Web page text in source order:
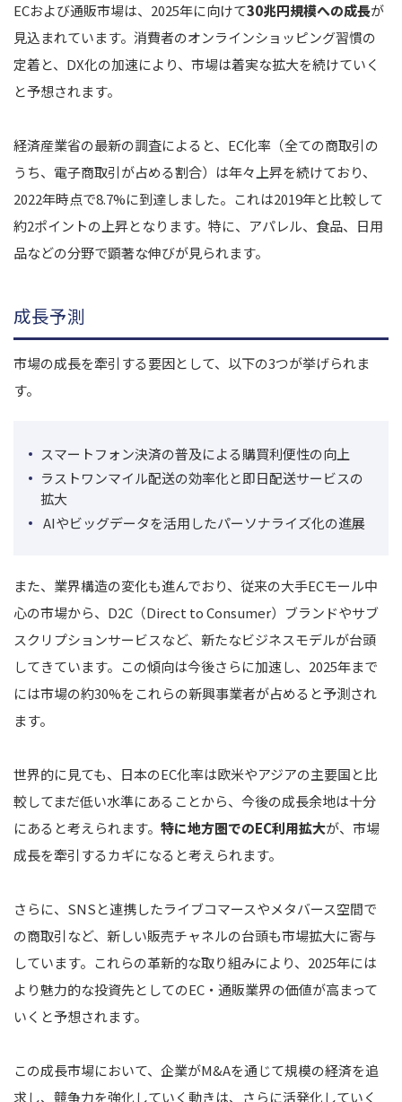
ECおよび通販市場は、2025年に向けて30兆円規模への成長が
見込まれています。消費者のオンラインショッピング習慣の
定着と、DX化の加速により、市場は着実な拡大を続けていく
と予想されます。
経済産業省の最新の調査によると、EC化率（全ての商取引の
うち、電子商取引が占める割合）は年々上昇を続けており、
2022年時点で8.7%に到達しました。これは2019年と比較して
約2ポイントの上昇となります。特に、アパレル、食品、日用
品などの分野で顕著な伸びが見られます。
成長予測
市場の成長を牽引する要因として、以下の3つが挙げられま
す。
スマートフォン決済の普及による購買利便性の向上
ラストワンマイル配送の効率化と即日配送サービスの
拡大
AIやビッグデータを活用したパーソナライズ化の進展
また、業界構造の変化も進んでおり、従来の大手ECモール中
心の市場から、D2C（Direct to Consumer）ブランドやサブ
スクリプションサービスなど、新たなビジネスモデルが台頭
してきています。この傾向は今後さらに加速し、2025年まで
には市場の約30%をこれらの新興事業者が占めると予測され
ます。
世界的に見ても、日本のEC化率は欧米やアジアの主要国と比
較してまだ低い水準にあることから、今後の成長余地は十分
にあると考えられます。 特に地方圏でのEC利用拡大が、市場
成長を牽引するカギになると考えられます。
さらに、SNSと連携したライブコマースやメタバース空間で
の商取引など、新しい販売チャネルの台頭も市場拡大に寄与
しています。これらの革新的な取り組みにより、2025年には
より魅力的な投資先としてのEC・通販業界の価値が高まって
いくと予想されます。
この成長市場において、企業がM&Aを通じて規模の経済を追
求し、競争力を強化していく動きは、さらに活発化していく